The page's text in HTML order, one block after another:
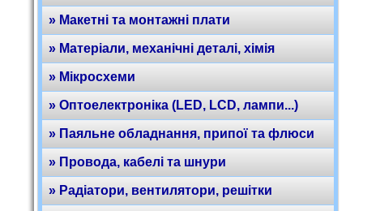
» Макетні та монтажні плати
» Матеріали, механічні деталі, хімія
» Мікросхеми
» Оптоелектроніка (LED, LCD, лампи...)
» Паяльне обладнання, припої та флюси
» Провода, кабелі та шнури
» Радіатори, вентилятори, решітки